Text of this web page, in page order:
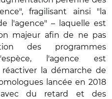
fragilisant ainsi "la
l'agence" – laquelle est
majeur afin de ne pas
des programmes
l'agence est
la démarche de
lancée en 2018
du retard et des